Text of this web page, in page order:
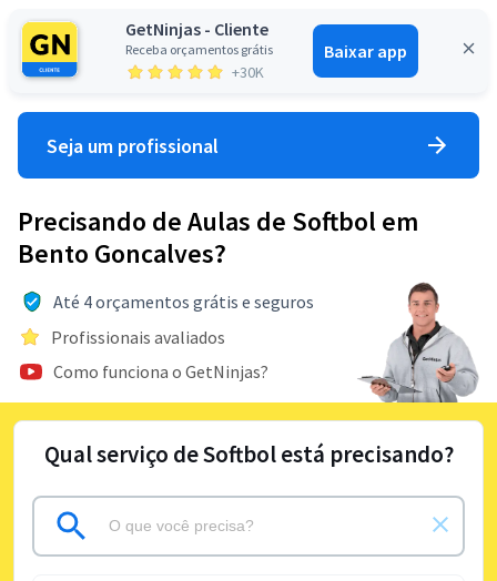
GetNinjas - Cliente
Receba orçamentos grátis
+30K
Baixar app
Entrar
Seja um profissional
Precisando de Aulas de Softbol em
Bento Goncalves?
Até 4 orçamentos grátis e seguros
Profissionais avaliados
Como funciona o GetNinjas?
Qual serviço de Softbol está precisando?